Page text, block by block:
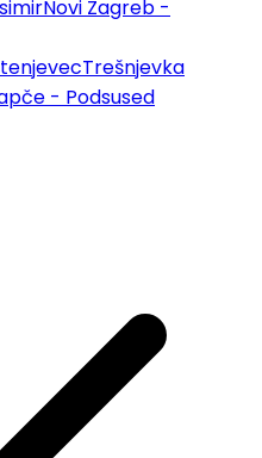
Novi Zagreb -
Trešnjevka
- Podsused